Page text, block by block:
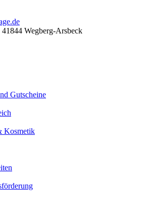
41844 Wegberg-Arsbeck
Gutscheine
Kosmetik